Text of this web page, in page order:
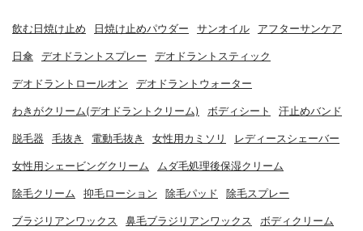
飲む日焼け止め 日焼け止めパウダー サンオイル アフターサンケア
日傘 デオドラントスプレー デオドラントスティック
デオドラントロールオン デオドラントウォーター
わきがクリーム(デオドラントクリーム) ボディシート 汗止めバンド
脱毛器 毛抜き 電動毛抜き 女性用カミソリ レディースシェーバー
女性用シェービングクリーム ムダ毛処理後保湿クリーム
除毛クリーム 抑毛ローション 除毛パッド 除毛スプレー
ブラジリアンワックス 鼻毛ブラジリアンワックス ボディクリーム